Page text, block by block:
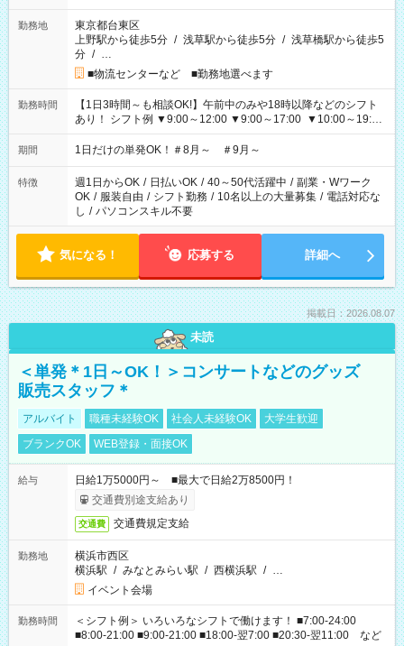
勤務地
東京都台東区
上野駅から徒歩5分 / 浅草駅から徒歩5分 / 浅草橋駅から徒歩5
分 / …
■物流センターなど ■勤務地選べます
勤務時間
【1日3時間～も相談OK!】午前中のみや18時以降などのシフト
あり！ シフト例 ▼9:00～12:00 ▼9:00～17:00 ▼10:00～19:00
▼18:00～21:00
期間 1日だけの単発OK！＃8月～ ＃9月～
特徴 週1日からOK / 日払いOK / 40～50代活躍中 / 副業・Wワーク
OK / 服装自由 / シフト勤務 / 10名以上の大量募集 / 電話対応な
し / パソコンスキル不要
気になる！ 応募する 詳細へ
掲載日：2026.08.07
未読
＜単発＊1日～OK！＞コンサートなどのグッズ
販売スタッフ＊
アルバイト 職種未経験OK 社会人未経験OK
大学生歓迎
ブランクOK
WEB登録・面接OK
給与
日給1万5000円～ ■最大で日給2万8500円！
交通費別途支給あり
交通費 交通費規定支給
勤務地
横浜市西区
横浜駅 / みなとみらい駅 / 西横浜駅 / …
イベント会場
勤務時間
＜シフト例＞ いろいろなシフトで働けます！ ■7:00-24:00
■8:00-21:00 ■9:00-21:00 ■18:00-翌7:00 ■20:30-翌11:00 など